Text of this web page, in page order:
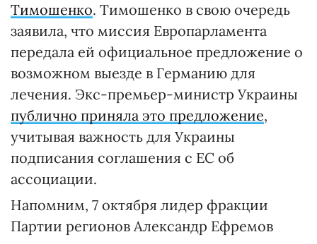
Тимошенко. Тимошенко в свою очередь
заявила, что миссия Европарламента
передала ей официальное предложение о
возможном выезде в Германию для
лечения. Экс-премьер-министр Украины
публично приняла это предложение,
учитывая важность для Украины
подписания соглашения с ЕС об
ассоциации.
Напомним, 7 октября лидер фракции
Партии регионов Александр Ефремов